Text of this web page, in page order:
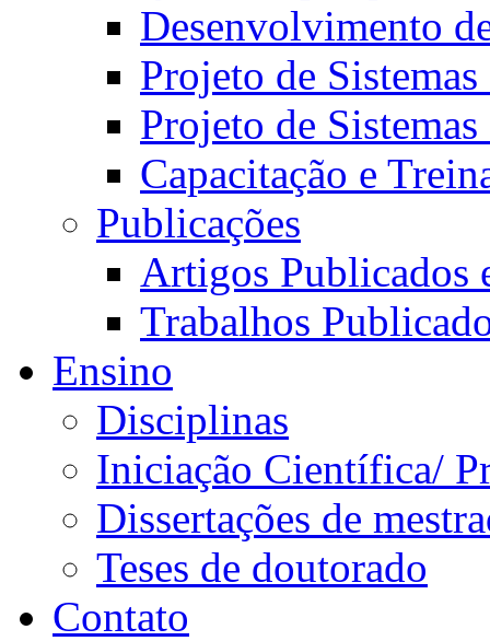
Desenvolvimento
Projeto de
Projeto de
Capacitação e
Publicações
Artigos Publicados
Trabalhos
Ensino
Disciplinas
Iniciação Científica/
Dissertações de
Teses de doutorado
Contato